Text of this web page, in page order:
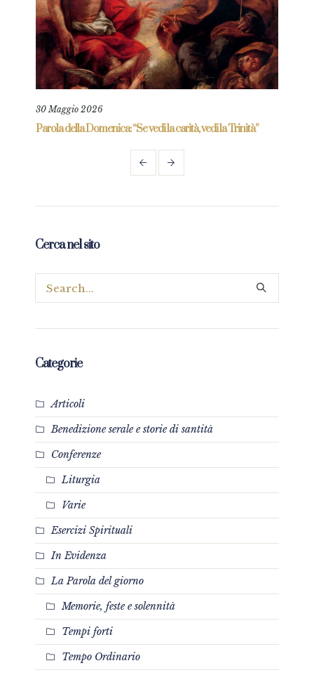
30 Maggio 2026
Parola della Domenica: “Se vedi la carità, vedi la Trinità”
Cerca nel sito
Categorie
Articoli
Benedizione serale e storie di santità
Conferenze
Liturgia
Varie
Esercizi Spirituali
In Evidenza
La Parola del giorno
Memorie, feste e solennità
Tempi forti
Tempo Ordinario